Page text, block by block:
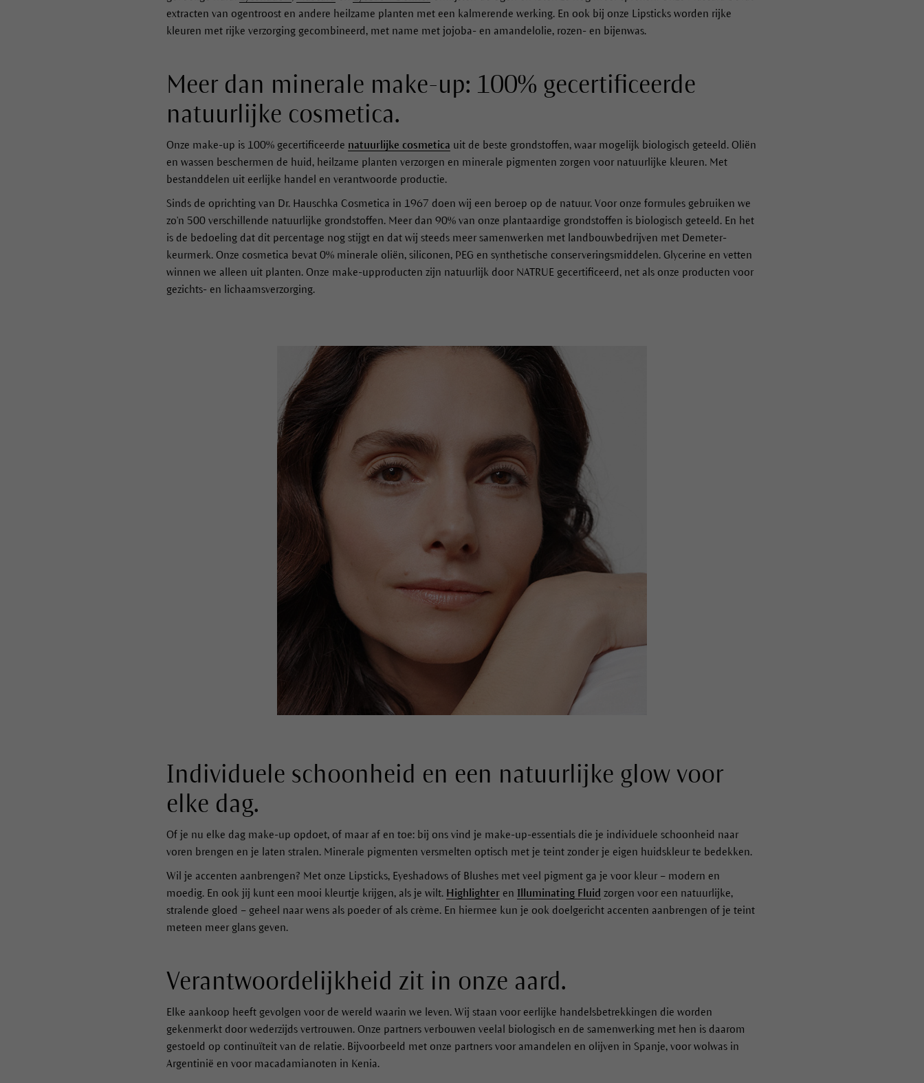
extracten van ogentroost en andere heilzame planten met een kalmerende werking. En ook bij onze Lipsticks worden rijke
kleuren met rijke verzorging gecombineerd, met name met jojoba- en amandelolie, rozen- en bijenwas.
Meer dan minerale make-up: 100% gecertificeerde
natuurlijke cosmetica.
Onze make-up is 100% gecertificeerde natuurlijke cosmetica uit de beste grondstoffen, waar mogelijk biologisch geteeld. Oliën
en wassen beschermen de huid, heilzame planten verzorgen en minerale pigmenten zorgen voor natuurlijke kleuren. Met
bestanddelen uit eerlijke handel en verantwoorde productie.
Sinds de oprichting van Dr. Hauschka Cosmetica in 1967 doen wij een beroep op de natuur. Voor onze formules gebruiken we
zo'n 500 verschillende natuurlijke grondstoffen. Meer dan 90% van onze plantaardige grondstoffen is biologisch geteeld. En het
is de bedoeling dat dit percentage nog stijgt en dat wij steeds meer samenwerken met landbouwbedrijven met Demeter-
keurmerk. Onze cosmetica bevat 0% minerale oliën, siliconen, PEG en synthetische conserveringsmiddelen. Glycerine en vetten
winnen we alleen uit planten. Onze make-upproducten zijn natuurlijk door NATRUE gecertificeerd, net als onze producten voor
gezichts- en lichaamsverzorging.
Individuele schoonheid en een natuurlijke glow voor
elke dag.
Of je nu elke dag make-up opdoet, of maar af en toe: bij ons vind je make-up-essentials die je individuele schoonheid naar
voren brengen en je laten stralen. Minerale pigmenten versmelten optisch met je teint zonder je eigen huidskleur te bedekken.
Wil je accenten aanbrengen? Met onze Lipsticks, Eyeshadows of Blushes met veel pigment ga je voor kleur – modern en
moedig. En ook jij kunt een mooi kleurtje krijgen, als je wilt. Highlighteren Illuminating Fluid zorgen voor een natuurlijke,
stralende gloed – geheel naar wens als poeder of als crème. En hiermee kun je ook doelgericht accenten aanbrengen of je teint
meteen meer glans geven.
Verantwoordelijkheid zit in onze aard.
Elke aankoop heeft gevolgen voor de wereld waarin we leven. Wij staan voor eerlijke handelsbetrekkingen die worden
gekenmerkt door wederzijds vertrouwen. Onze partners verbouwen veelal biologisch en de samenwerking met hen is daarom
gestoeld op continuïteit van de relatie. Bijvoorbeeld met onze partners voor amandelen en olijven in Spanje, voor wolwas in
Argentinië en voor macadamianoten in Kenia.